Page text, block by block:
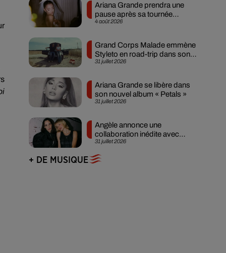
4 août 2026
Ariana Grande prendra une
pause après sa tournée
mondiale
31 juillet 2026
Grand Corps Malade emmène
Styleto en road-trip dans son
nouveau clip
31 juillet 2026
Ariana Grande se libère dans
son nouvel album « Petals »
31 juillet 2026
Angèle annonce une
collaboration inédite avec
Amelie Lens
+ DE MUSIQUE